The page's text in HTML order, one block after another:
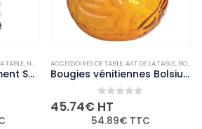
TABLE, NON-PALETTISABLE
Chariot de chargement Securit pour 36 lampes de table adapté à GR652 GR655 GR656 GR657 GR658
ACCESSOIRES DE TABLE,ART DE LA TABLE, BOUGIES ET PHOTOPHORES
Bougies vénitiennes Bolsius Low Boy ambre (Lot de 12)
0out of 5
45.74€ HT
54.89€ TTC